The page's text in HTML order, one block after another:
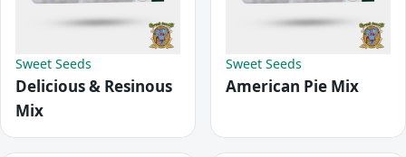
Sweet Seeds
Delicious & Resinous
Mix
Sweet Seeds
American Pie Mix